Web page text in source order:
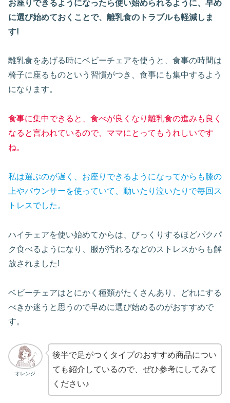
お座りできるようになったら使い始められるように、早め
に選び始めておくことで、離乳食のトラブルも軽減しま
す!
離乳食をあげる時にベビーチェアを使うと、食事の時間は
椅子に座るものという習慣がつき、食事にも集中するよう
になります。
食事に集中できると、食べが良くなり離乳食の進みも良く
なると言われているので、ママにとってもうれしいです
ね。
私は選ぶのが遅く、お座りできるようになってからも膝の
上やバウンサーを使っていて、動いたり泣いたりで毎回ス
トレスでした。
ハイチェアを使い始めてからは、びっくりするほどパクパ
ク食べるようになり、服が汚れるなどのストレスからも解
放されました!
ベビーチェアはとにかく種類がたくさんあり、どれにする
べきか迷うと思うので早めに選び始めるのがおすすめで
す。
オレンジ
後半で足がつくタイプのおすすめ商品につい
ても紹介しているので、ぜひ参考にしてみて
ください♪